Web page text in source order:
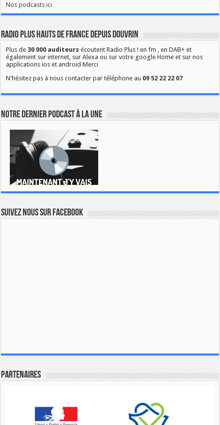
Nos podcasts ici
Radio Plus Hauts de France depuis Douvrin
Plus de30 000 auditeurs écoutent Radio Plus ! en fm , en DAB+ et
également sur internet, sur Alexa ou sur votre google Home et sur nos
applications ios et android Merci
N'hésitez pas à nous contacter par téléphone au 09 52 22 22 07
Notre dernier podcast à la une
Suivez nous sur Facebook
Partenaires